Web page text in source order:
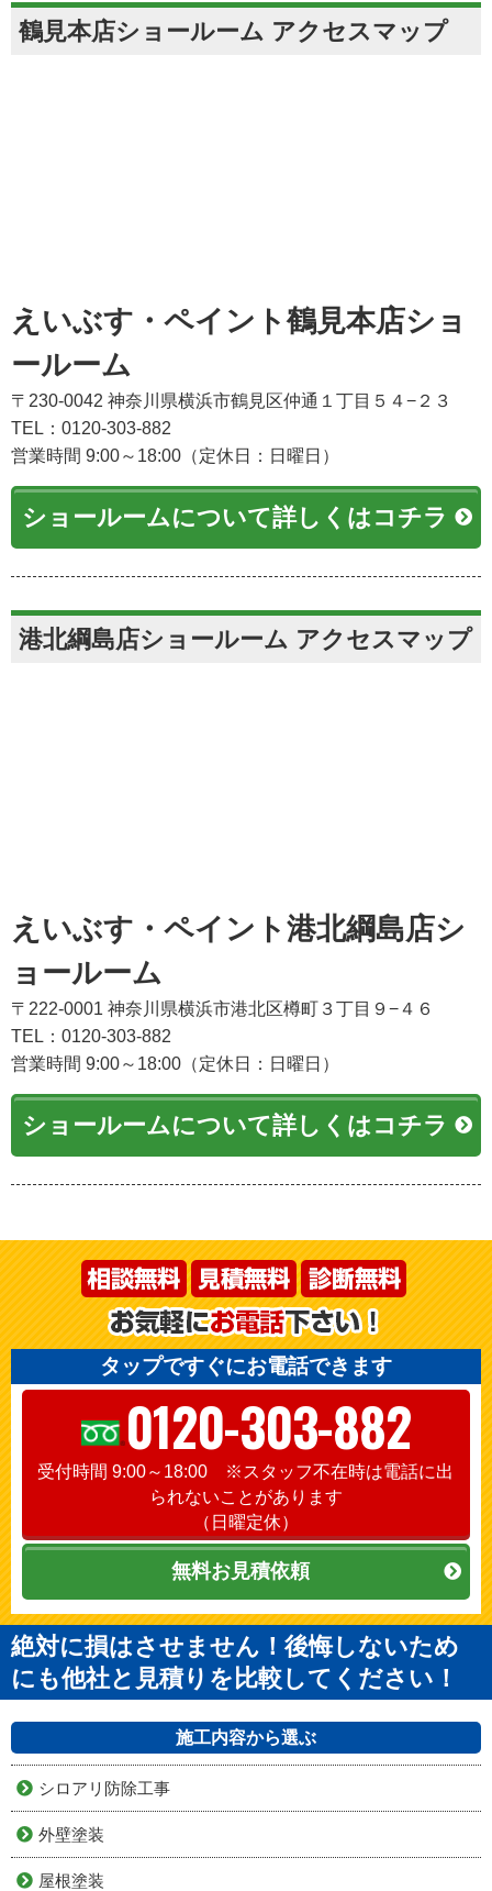
鶴見本店ショールーム アクセスマップ
えいぶす・ペイント鶴見本店ショ
ールーム
〒230-0042 神奈川県横浜市鶴見区仲通１丁目５４−２３
TEL：0120-303-882
営業時間 9:00～18:00（定休日：日曜日）
ショールームについて詳しくはコチラ
港北綱島店ショールーム アクセスマップ
えいぶす・ペイント港北綱島店シ
ョールーム
〒222-0001 神奈川県横浜市港北区樽町３丁目９−４６
TEL：0120-303-882
営業時間 9:00～18:00（定休日：日曜日）
ショールームについて詳しくはコチラ
タップですぐにお電話できます
0120-303-882
受付時間 9:00～18:00 ※スタッフ不在時は電話に出
られないことがあります
（日曜定休）
無料お見積依頼
絶対に損はさせません！後悔しないため
にも他社と見積りを比較してください！
施工内容から選ぶ
シロアリ防除工事
外壁塗装
屋根塗装